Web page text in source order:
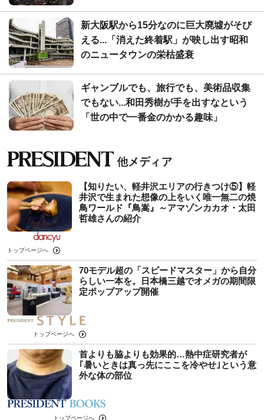
新大阪駅から15分なのに巨大廃墟がそび
える...「消えた終着駅」が映し出す昭和
のニュータウンの栄枯盛衰
ギャンブルでも、旅行でも、美術品収集
でもない...和田秀樹が手を出すなという
「世の中で一番金のかかる趣味」
【知りたい、軽井沢エリアの行きつけ⑤】軽
井沢で生まれた想像の上をいく唯一無二の焼
鳥ワールド『鳥嵩』～アマゾンカカオ・太田
哲雄さんの紹介
トップページへ
70モデル超の「スピードマスター」から自分
らしい一本を。日本橋三越でオメガの期間限
定ポップアップ開催
トップページへ
首よりも脇よりも効果的…熱中症研究者が
｢暑いときは真っ先にここを冷やせ｣という意
外な体の部位
トップページへ